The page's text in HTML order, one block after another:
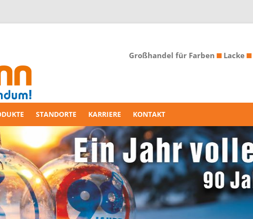
Großhandel für Farben Lacke
STANDORTE KARRIERE KONTAKT